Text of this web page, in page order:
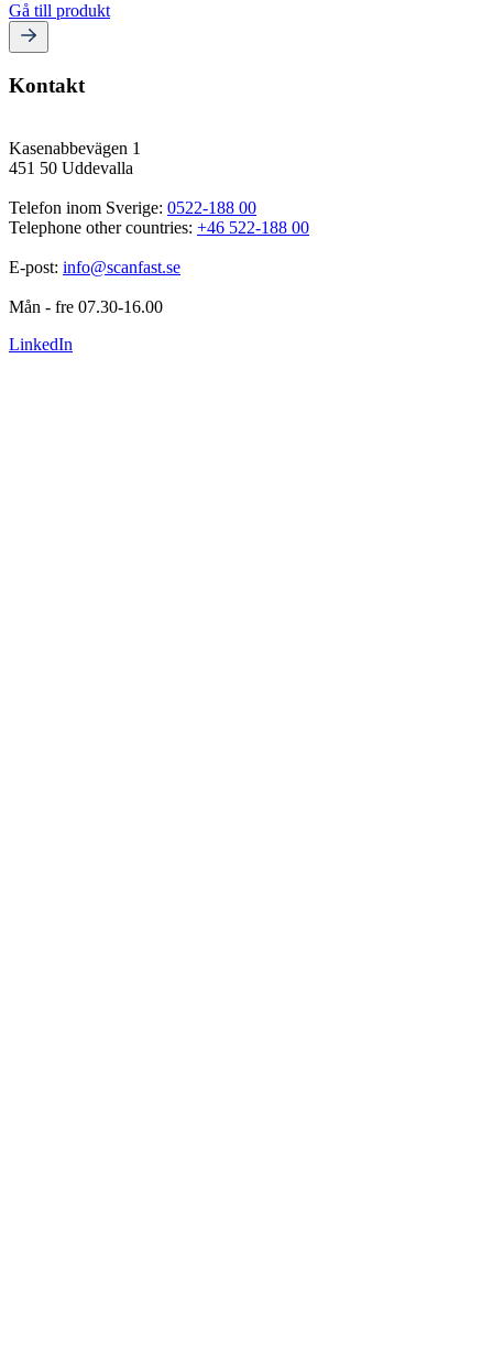
Gå till produkt
Kontakt
Kasenabbevägen 1
451 50 Uddevalla
Telefon inom Sverige: 0522-188 00
Telephone other countries: +46 522-188 00
E-post: info@scanfast.se
Mån - fre 07.30-16.00
LinkedIn